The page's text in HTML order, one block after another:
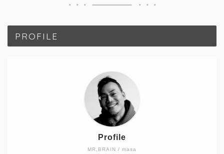
PROFILE
MR,BRAIN / masa
Profile